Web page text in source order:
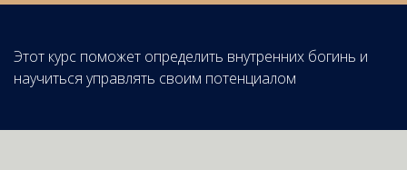
Этот курс поможет определить внутренних богинь и
научиться управлять своим потенциалом